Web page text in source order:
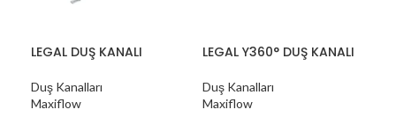
LEGAL DUŞ KANALI
Duş Kanalları
Maxiflow
LEGAL Y360° DUŞ KANALI
Duş Kanalları
Maxiflow